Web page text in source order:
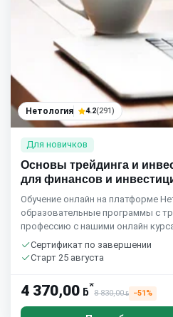
Нетология 4.2(291)
Для новичков
Основы трейдинга и
для финансов и
Обучение онлайн на платформе
образовательные программы с
профессию с нашими онлайн
Сертификат по завершении
Старт 25 августа
4 370,00 ƃ*
8 830,00ƃ −51%